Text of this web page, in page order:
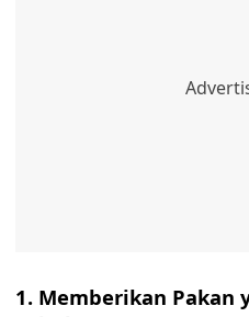
1. Memberikan Pakan